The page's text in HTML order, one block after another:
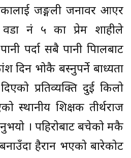
जङ्गली जनावर आएर
नं ५ का प्रेम शाहीले
पर्दा सबै पानी त्रिपालबाट
दिन भोकै बस्नुपर्ने बाध्यता
प्रतिव्यक्ति दुई किलो
स्थानीय शिक्षक तीर्थराज
। पहिरोबाट बचेको मकै
हैरान भएको बारेकोट